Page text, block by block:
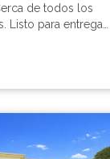
de todos los
para entrega…